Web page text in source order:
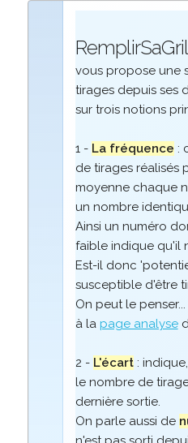
vous propose une
tirages depuis ses
sur trois notions
1 - La fréquence :
de tirages réalisés
moyenne chaque
un nombre
Ainsi un numéro
faible indique qu'il
Est-il donc
susceptible d'être
On peut le
à la page analyse
2 - L'écart:
le nombre de
dernière sortie.
On parle aussi de